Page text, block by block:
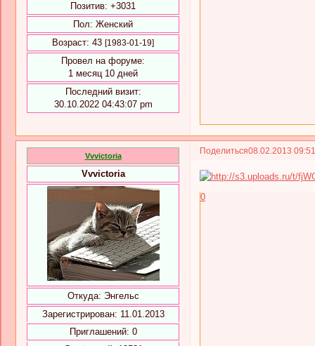
Позитив: +3031
Пол: Женский
Возраст: 43 [1983-01-19]
Провел на форуме:
1 месяц 10 дней
Последний визит:
30.10.2022 04:43:07 pm
Поделиться08.02.2013
Vvvictoria
Vvvictoria
Откуда: Энгельс
Зарегистрирован: 11.01.2013
Приглашений: 0
0